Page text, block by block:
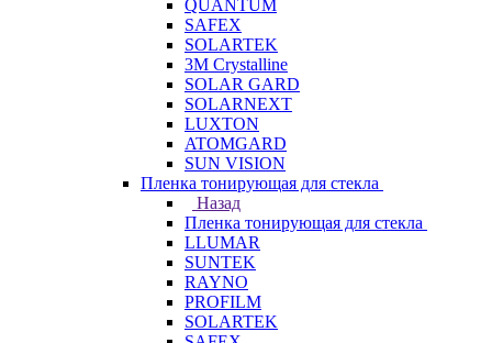
QUANTUM
SAFEX
SOLARTEK
3M Crystalline
SOLAR GARD
SOLARNEXT
LUXTON
ATOMGARD
SUN VISION
Пленка тонирующая для стекла
Назад
Пленка тонирующая для стекла
LLUMAR
SUNTEK
RAYNO
PROFILM
SOLARTEK